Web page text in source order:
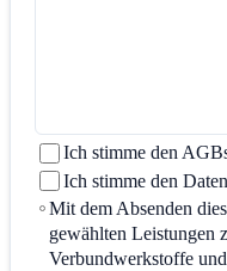
Ich stimme den
Ich stimme den
Mit dem Absenden
gewählten Leistungen
Verbundwerkstoffe